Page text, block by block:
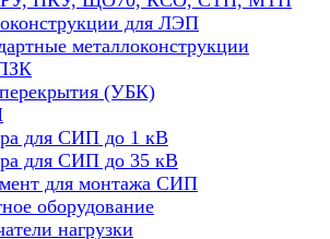
для ЛЭП
металлоконструкции
(УБК)
для СИП до 1 кВ
для СИП до 35 кВ
для монтажа СИП
оборудование
нагрузки